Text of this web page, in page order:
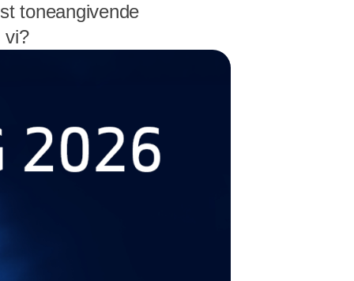
toneangivende
vi?